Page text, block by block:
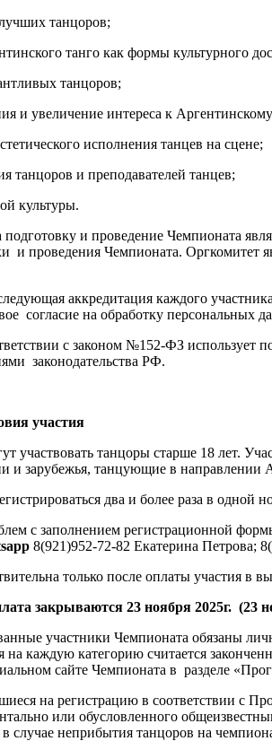
танцоров;
танго как формы культурного
танцоров;
и увеличение интереса к
исполнения танцев на сцене;
танцоров и преподавателей танцев;
культуры.
и проведение Чемпионата
и проведения Чемпионата.
аккредитация каждого
согласие на обработку персональных
с законом №152-ФЗ использует
законодательства РФ.
участия
участвовать танцоры старше 18 лет.
и зарубежья, танцующие в направлении
два и более раза в одной
с заполнением регистрационной
8(921)952-72-82 Екатерина Петрова;
только после оплаты участия в
закрываются 23 ноября 2025г. (23
участники Чемпионата обязаны
на каждую категорию считается
сайте Чемпионата в разделе
на регистрацию в соответствии с
или обусловленного
случае неприбытия танцоров на